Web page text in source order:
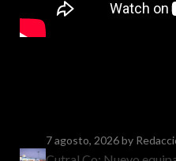
7 agosto, 2026by